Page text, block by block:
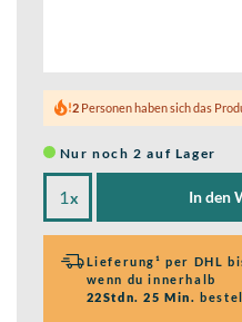
2 Personen haben sich das
Nur noch 2 auf Lager
x In den
Lieferung¹ per DHL
wenn du innerhalb
22Stdn. 25 Min.